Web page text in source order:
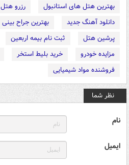
بهترین هتل های استانبول
رزرو
دانلود آهنگ جدید
بهترین جراح
پرشین هتل
ثبت نام بیمه اربعین
مزایده خودرو
خرید بلیط استخر
فروشنده مواد شیمیایی
نظر شما
نام
ایمیل